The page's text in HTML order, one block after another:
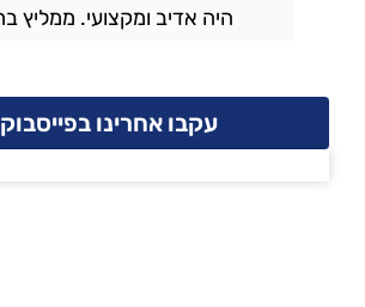
היה אדיב ומקצועי. ממליץ
עקבו אחרינו בפייסבוק